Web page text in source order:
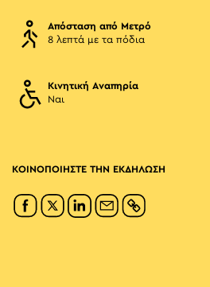
Απόσταση από Μετρό
8 λεπτά με τα πόδια
Κινητική Αναπηρία
Ναι
ΚΟΙΝΟΠΟΙΗΣΤΕ ΤΗΝ ΕΚΔΗΛΩΣΗ